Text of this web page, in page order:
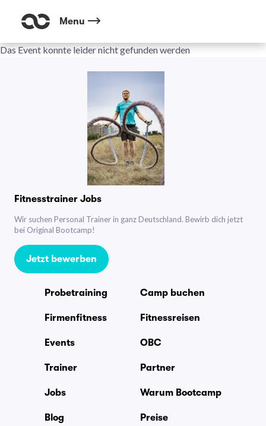
Menu
Das Event konnte leider nicht gefunden werden
Fitnesstrainer Jobs
Wir suchen Personal Trainer in ganz Deutschland. Bewirb dich jetzt
bei Original Bootcamp!
Jetzt bewerben
Probetraining Camp buchen
Firmenfitness Fitnessreisen
Events OBC
Trainer Partner
Jobs Warum Bootcamp
Blog Preise